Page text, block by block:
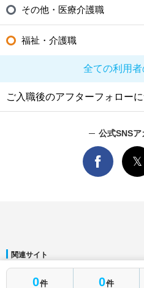
0件 0件
その他・医療介護職
福祉・介護職
全ての利用
ご入職後のアフターフォロー
公式SNSア
関連サイト
マイナビDOCTOR│マイナビ看護師│マイナ
運営会社